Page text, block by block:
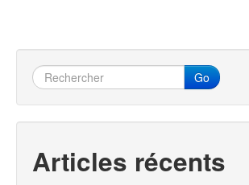
Go
Articles récents